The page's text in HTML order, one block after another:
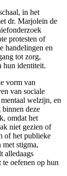
in het
dr. Marjolein de
protesten of
handelingen en
tot zorg,
hun identiteit.
vorm van
van sociale
welzijn, en
binnen deze
omdat het
niet gezien of
of het publieke
met stigma,
alledaags
oefenen op hun